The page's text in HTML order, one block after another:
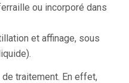
ou incorporé dans
et affinage, sous
traitement. En effet,